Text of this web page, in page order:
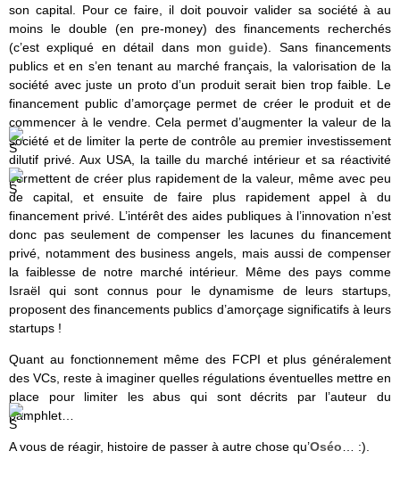
son capital. Pour ce faire, il doit pouvoir valider sa société à au
moins le double (en pre-money) des financements recherchés
(c’est expliqué en détail dans monguide). Sans financements
publics et en s’en tenant au marché français, la valorisation de la
société avec juste un proto d’un produit serait bien trop faible. Le
financement public d’amorçage permet de créer le produit et de
commencer à le vendre. Cela permet d’augmenter la valeur de la
société et de limiter la perte de contrôle au premier investissement
dilutif privé. Aux USA, la taille du marché intérieur et sa réactivité
permettent de créer plus rapidement de la valeur, même avec peu
de capital, et ensuite de faire plus rapidement appel à du
financement privé. L’intérêt des aides publiques à l’innovation n’est
donc pas seulement de compenser les lacunes du financement
privé, notamment des business angels, mais aussi de compenser
la faiblesse de notre marché intérieur. Même des pays comme
Israël qui sont connus pour le dynamisme de leurs startups,
proposent des financements publics d’amorçage significatifs à leurs
startups !
Quant au fonctionnement même des FCPI et plus généralement
des VCs, reste à imaginer quelles régulations éventuelles mettre en
place pour limiter les abus qui sont décrits par l’auteur du
pamphlet…
A vous de réagir, histoire de passer à autre chose qu’Oséo … :).